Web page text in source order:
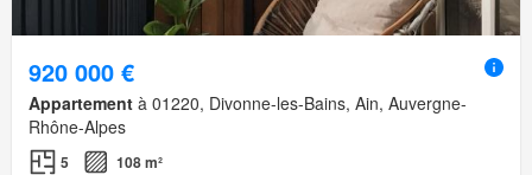
920 000 €
Appartement à 01220, Divonne-les-Bains, Ain, Auvergne-
Rhône-Alpes
5 108 m²